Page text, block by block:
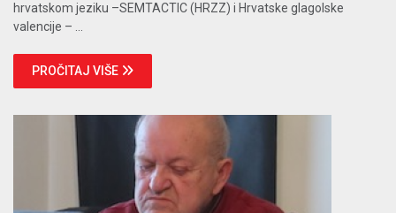
hrvatskom jeziku –SEMTACTIC (HRZZ) i Hrvatske glagolske
valencije – ...
PROČITAJ VIŠE